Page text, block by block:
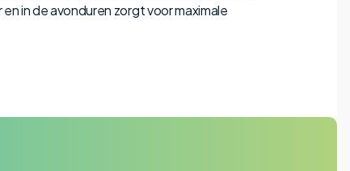
in de avonduren zorgt voor maximale